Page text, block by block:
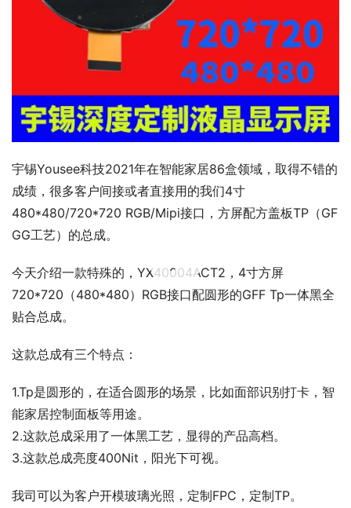
宇锡Yousee科技2021年在智能家居86盒领域，取得不错的
成绩，很多客户间接或者直接用的我们4寸
480*480/720*720 RGB/Mipi接口，方屏配方盖板TP（GF
GG工艺）的总成。
今天介绍一款特殊的，YX40004ACT2，4寸方屏
720*720（480*480）RGB接口配圆形的GFF Tp一体黑全
贴合总成。
这款总成有三个特点：
1.Tp是圆形的，在适合圆形的场景，比如面部识别打卡，智
能家居控制面板等用途。
2.这款总成采用了一体黑工艺，显得的产品高档。
3.这款总成亮度400Nit，阳光下可视。
我司可以为客户开模玻璃光照，定制FPC，定制TP。